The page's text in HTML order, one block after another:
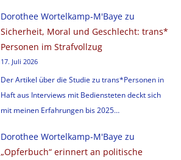
Dorothee Wortelkamp-M'Bayezu
Sicherheit, Moral und Geschlecht: trans*
Personen im Strafvollzug
17. Juli 2026
Der Artikel über die Studie zu trans*Personen in
Haft aus Interviews mit Bediensteten deckt sich
mit meinen Erfahrungen bis 2025…
Dorothee Wortelkamp-M'Bayezu
„Opferbuch“ erinnert an politische